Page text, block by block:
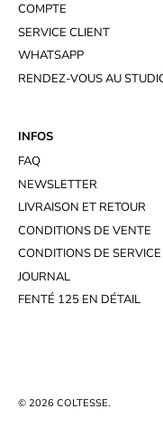
COMPTE
SERVICE CLIENT
WHATSAPP
RENDEZ-VOUS AU
INFOS
FAQ
NEWSLETTER
LIVRAISON ET RETOUR
CONDITIONS DE VENTE
CONDITIONS DE SERVICE
JOURNAL
FENTÉ 125 EN DÉTAIL
© 2026 COLTESSE.